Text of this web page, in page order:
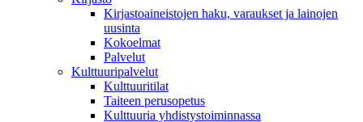
Kirjastoaineistojen haku, varaukset ja lainojen
uusinta
Kokoelmat
Palvelut
Kulttuuripalvelut
Kulttuuritilat
Taiteen perusopetus
Kulttuuria yhdistystoiminnassa